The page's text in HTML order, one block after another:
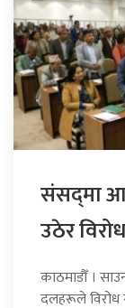
संसद्‍मा
उठेर विरोध
काठमाडौँ ।
दलहरूले विरोध